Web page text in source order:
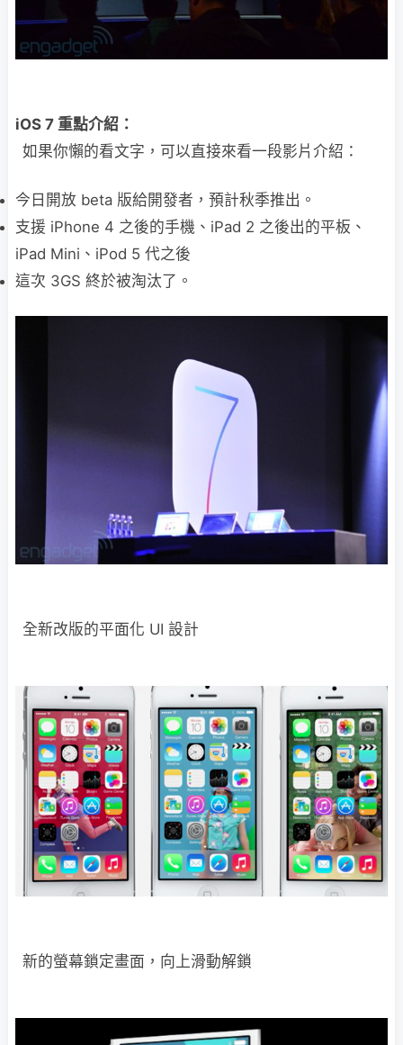
iOS 7 重點介紹：
如果你懶的看文字，可以直接來看一段影片介紹：
今日開放 beta 版給開發者，預計秋季推出。
支援 iPhone 4 之後的手機、iPad 2 之後出的平板、
iPad Mini、iPod 5 代之後
這次 3GS 終於被淘汰了。
全新改版的平面化 UI 設計
新的螢幕鎖定畫面，向上滑動解鎖